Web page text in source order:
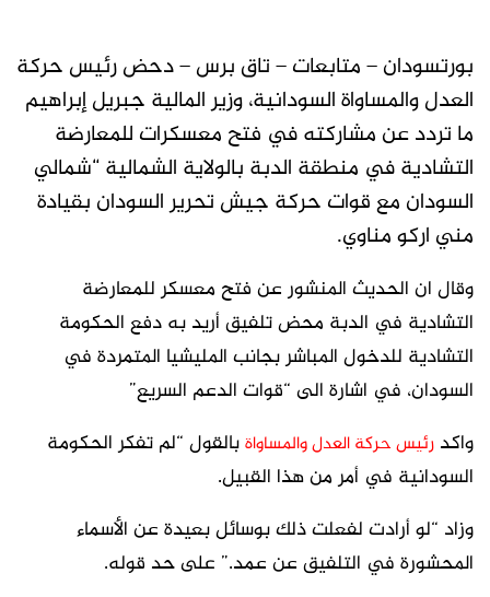
بورتسودان – متابعات – تاق برس – دحض رئيس حركة
العدل والمساواة السودانية، وزير المالية جبريل إبراهيم
ما تردد عن مشاركته في فتح معسكرات للمعارضة
التشادية في منطقة الدبة بالولاية الشمالية “شمالي
السودان مع قوات حركة جيش تحرير السودان بقيادة
مني اركو مناوي.
وقال ان الحديث المنشور عن فتح معسكر للمعارضة
التشادية في الدبة محض تلفيق أريد به دفع الحكومة
التشادية للدخول المباشر بجانب المليشيا المتمردة في
السودان، في اشارة الى “قوات الدعم السريع”
واكد رئيس حركة العدل والمساواةبالقول “لم تفكر الحكومة
السودانية في أمر من هذا القبيل.
وزاد “لو أرادت لفعلت ذلك بوسائل بعيدة عن الأسماء
المحشورة في التلفيق عن عمد.” على حد قوله.